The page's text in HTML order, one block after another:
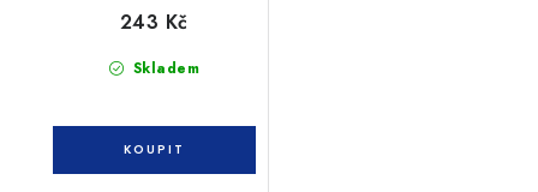
Skladem
243 Kč